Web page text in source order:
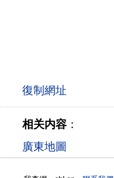
相关内容：
廣東地圖